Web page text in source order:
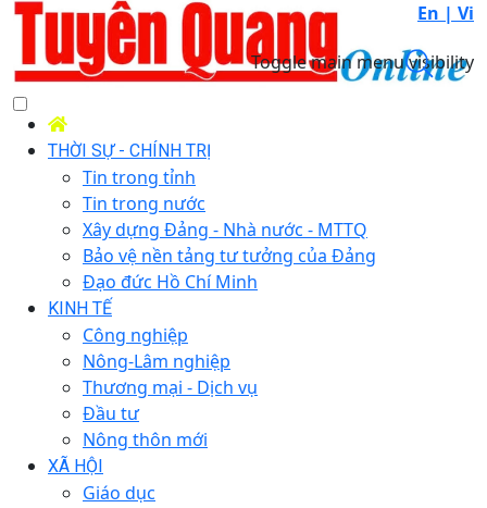
En | Vi
Toggle main menu visibility
THỜI SỰ - CHÍNH TRỊ
Tin trong tỉnh
Tin trong nước
Xây dựng Đảng - Nhà nước - MTTQ
Bảo vệ nền tảng tư tưởng của Đảng
Đạo đức Hồ Chí Minh
KINH TẾ
Công nghiệp
Nông-Lâm nghiệp
Thương mại - Dịch vụ
Đầu tư
Nông thôn mới
XÃ HỘI
Giáo dục